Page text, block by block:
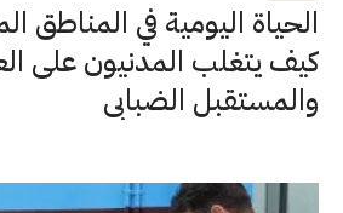
الحياة اليومية في المناطق
كيف يتغلب المدنيون على
والمستقبل الضبابي